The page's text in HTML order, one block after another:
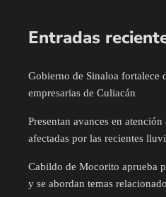
Entradas
Gobierno de Sinaloa fortalece
empresarias de Culiacán
Presentan avances en
afectadas por las recientes
Cabildo de Mocorito aprueba
y se abordan temas